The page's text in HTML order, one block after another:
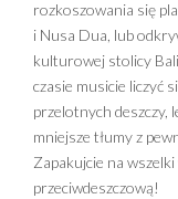
rozkoszowania się
i Nusa Dua, lub
kulturowej stolicy Bali
czasie musicie liczyć
przelotnych deszczy,
mniejsze tłumy z
Zapakujcie na
przeciwdeszczową!